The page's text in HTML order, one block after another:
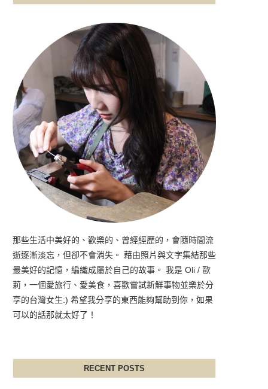
那些生活中美好的、歡樂的、曾經經歷的，會隨時間流
逝逐漸淡忘，但卻不會消失。 藉由照片與文字集結那些
最美好的記憶，編織成屬於自己的故事。 我是 Oli / 歐
莉，一個愛旅行、愛美食，喜歡嘗試新鮮事物並樂於分
享的台灣女生:) 希望我分享的東西能夠幫助到你，如果
可以的話那就太好了！
RECENT POSTS